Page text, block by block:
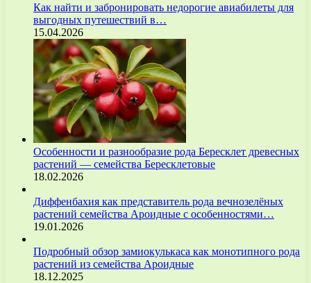
Как найти и забронировать недорогие авиабилеты для
выгодных путешествий в…
15.04.2026
Особенности и разнообразие рода Бересклет древесных
растений — семейства Бересклетовые
18.02.2026
Диффенбахия как представитель рода вечнозелёных
растений семейства Ароидные с особенностями…
19.01.2026
Подробный обзор замиокулькаса как монотипного рода
растений из семейства Ароидные
18.12.2025